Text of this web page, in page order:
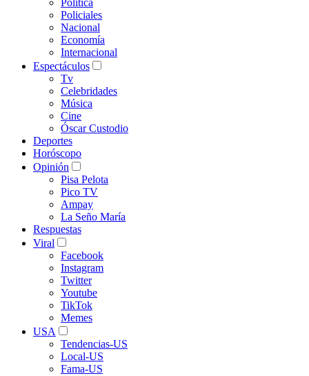
Política
Policiales
Nacional
Economía
Internacional
Espectáculos
Tv
Celebridades
Música
Cine
Óscar Custodio
Deportes
Horóscopo
Opinión
Pisa Pelota
Pico TV
Ampay
La Seño María
Respuestas
Viral
Facebook
Instagram
Twitter
Youtube
TikTok
Memes
USA
Tendencias-US
Local-US
Fama-US